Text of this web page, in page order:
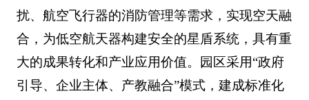
扰、航空飞行器的消防管理等需求，实现空天融
合，为低空航天器构建安全的星盾系统，具有重
大的成果转化和产业应用价值。园区采用“政府
引导、企业主体、产教融合”模式，建成标准化